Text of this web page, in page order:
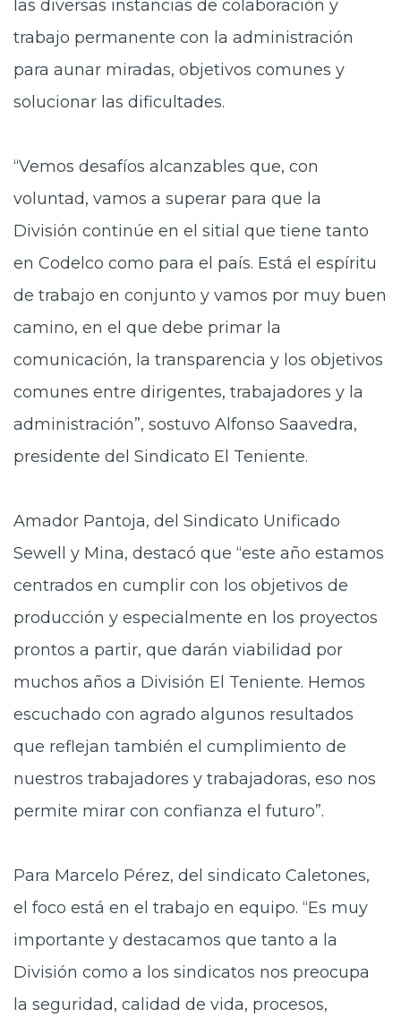
las diversas instancias de colaboración y
trabajo permanente con la administración
para aunar miradas, objetivos comunes y
solucionar las dificultades.
“Vemos desafíos alcanzables que, con
voluntad, vamos a superar para que la
División continúe en el sitial que tiene tanto
en Codelco como para el país. Está el espíritu
de trabajo en conjunto y vamos por muy buen
camino, en el que debe primar la
comunicación, la transparencia y los objetivos
comunes entre dirigentes, trabajadores y la
administración”, sostuvo Alfonso Saavedra,
presidente del Sindicato El Teniente.
Amador Pantoja, del Sindicato Unificado
Sewell y Mina, destacó que “este año estamos
centrados en cumplir con los objetivos de
producción y especialmente en los proyectos
prontos a partir, que darán viabilidad por
muchos años a División El Teniente. Hemos
escuchado con agrado algunos resultados
que reflejan también el cumplimiento de
nuestros trabajadores y trabajadoras, eso nos
permite mirar con confianza el futuro”.
Para Marcelo Pérez, del sindicato Caletones,
el foco está en el trabajo en equipo. “Es muy
importante y destacamos que tanto a la
División como a los sindicatos nos preocupa
la seguridad, calidad de vida, procesos,